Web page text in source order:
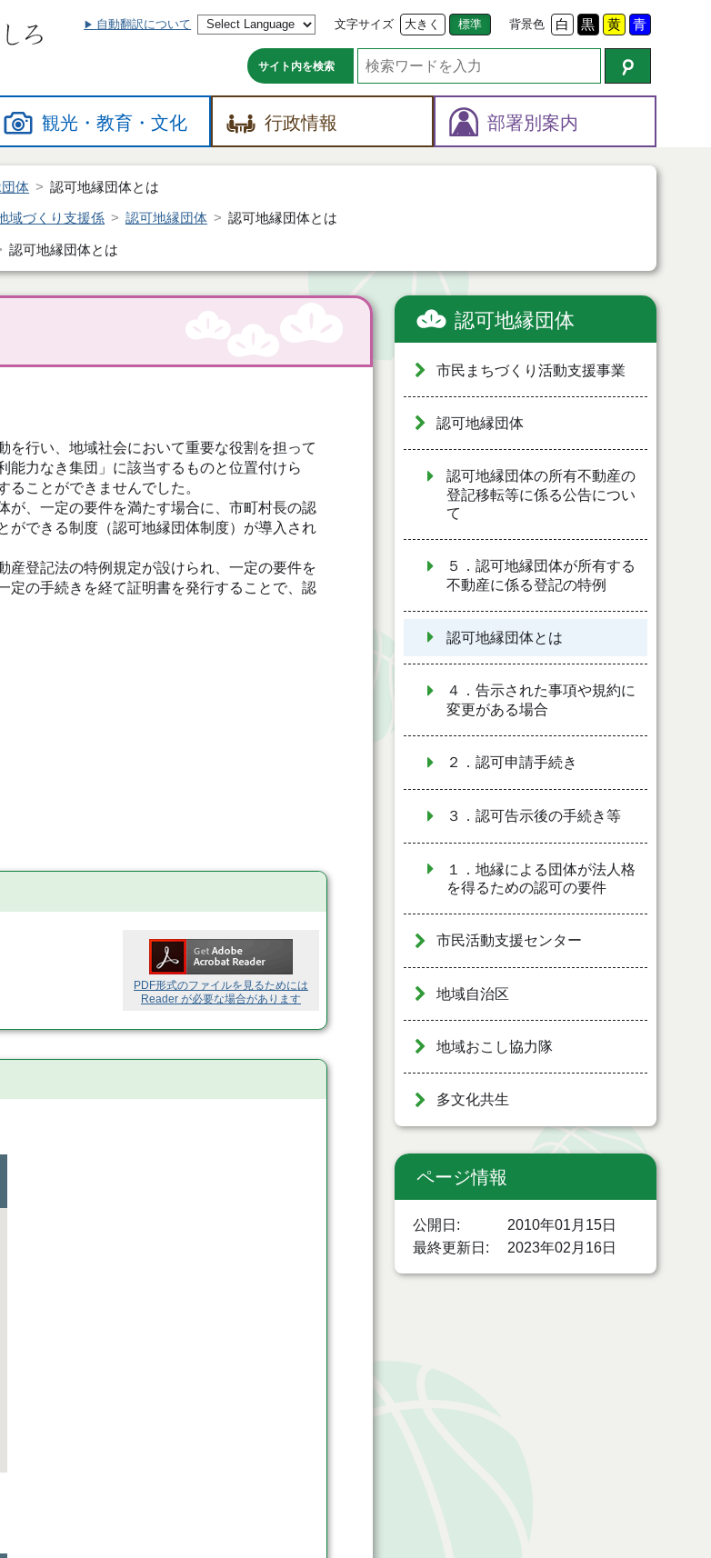
自動翻訳について 文字サイズ 大きく 標準 背景色 白 黒 黄 青
サイト内を検索
観光・教育・文化 行政情報 部署別案内
体 認可地縁団体とは
域づくり支援係 認可地縁団体 認可地縁団体とは
認可地縁団体とは
行い、地域社会において重要な役割を担って
能力なき集団」に該当するものと位置付けら
ことができませんでした。
、一定の要件を満たす場合に、市町村長の認
ができる制度（認可地縁団体制度）が導入され
登記法の特例規定が設けられ、一定の要件を
定の手続きを経て証明書を発行することで、認
PDF形式のファイルを見るためには
Reader が必要な場合があります
認可地縁団体
市民まちづくり活動支援事業
認可地縁団体
認可地縁団体の所有不動産の
登記移転等に係る公告につい
て
５．認可地縁団体が所有する
不動産に係る登記の特例
認可地縁団体とは
４．告示された事項や規約に
変更がある場合
２．認可申請手続き
３．認可告示後の手続き等
１．地縁による団体が法人格
を得るための認可の要件
市民活動支援センター
地域自治区
地域おこし協力隊
多文化共生
ページ情報
公開日
2010年01月15日
最終更新日
2023年02月16日